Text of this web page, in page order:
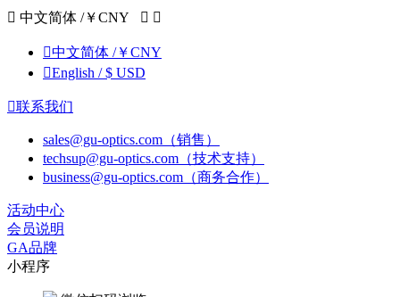
 中文简体 /￥CNY  
中文简体 /￥CNY
English / $ USD
联系我们
sales@gu-optics.com（销售）
techsup@gu-optics.com（技术支持）
business@gu-optics.com（商务合作）
活动中心
会员说明
GA品牌
小程序